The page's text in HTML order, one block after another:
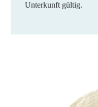
Unterkunft gültig.